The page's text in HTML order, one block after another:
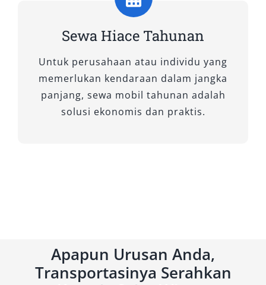
elegan dibanding pendahulunya. Mobil ini
lembut, dan sistem pendingin udara merata
hingga baris paling belakang. Konfigurasi
kursinya yang ergonomis membuatnya sangat
cocok untuk perjalanan jauh, baik wisata
keluarga, acara kantor, maupun antar jemput
2. Hiace Premio Luxury
Sewa Hiace Tahunan
Untuk perusahaan atau individu yang
memerlukan kendaraan dalam jangka
panjang, sewa mobil tahunan adalah
solusi ekonomis dan praktis.
Apapun Urusan Anda,
Transportasinya Serahkan